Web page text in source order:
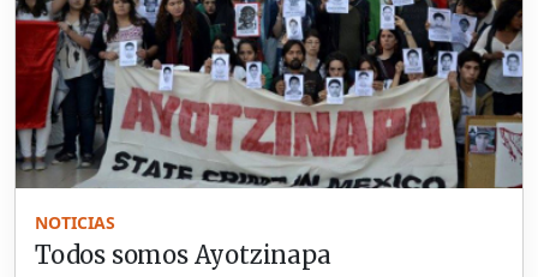
NOTICIAS
Todos somos Ayotzinapa